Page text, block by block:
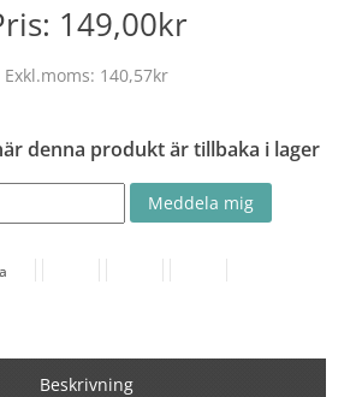
149,00kr
Exkl.moms: 140,57kr
denna produkt är tillbaka i lager
Beskrivning